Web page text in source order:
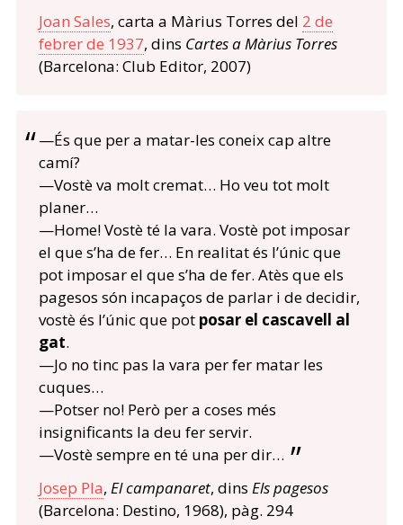
Joan Sales, carta a Màrius Torres del 2 de
febrer de 1937, dins Cartes a Màrius Torres
(Barcelona: Club Editor, 2007)
—És que per a matar-les coneix cap altre
camí?
—Vostè va molt cremat… Ho veu tot molt
planer…
—Home! Vostè té la vara. Vostè pot imposar
el que s’ha de fer… En realitat és l’únic que
pot imposar el que s’ha de fer. Atès que els
pagesos són incapaços de parlar i de decidir,
vostè és l’únic que pot posar el cascavell al
gat.
—Jo no tinc pas la vara per fer matar les
cuques…
—Potser no! Però per a coses més
insignificants la deu fer servir.
—Vostè sempre en té una per dir…
Josep Pla, El campanaret, dins Els pagesos
(Barcelona: Destino, 1968), pàg. 294